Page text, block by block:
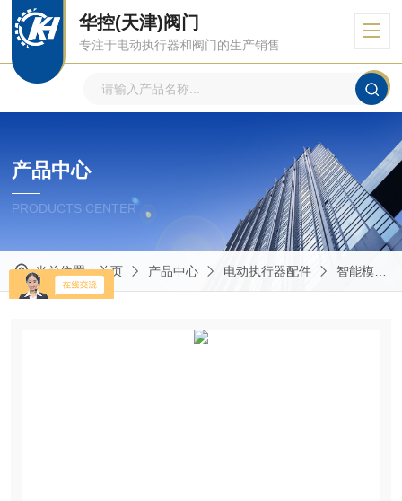
华控(天津)阀门
专注于电动执行器和阀门的生产销售
产品中心
PRODUCTS CENTER
当前位置：首页 产品中心 电动执行器配件 智能模块